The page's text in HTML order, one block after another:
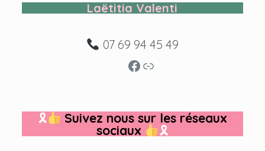
Laëtitia Valenti
07 69 94 45 49
Facebook
Lien
🎗
Suivez nous sur les réseaux
sociaux
🎗